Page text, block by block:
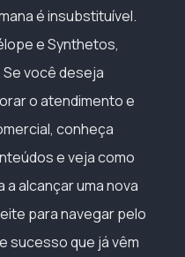
é insubstituível.
e Synthetos,
você deseja
o atendimento e
conheça
e veja como
alcançar uma nova
para navegar pelo
sucesso que já vêm